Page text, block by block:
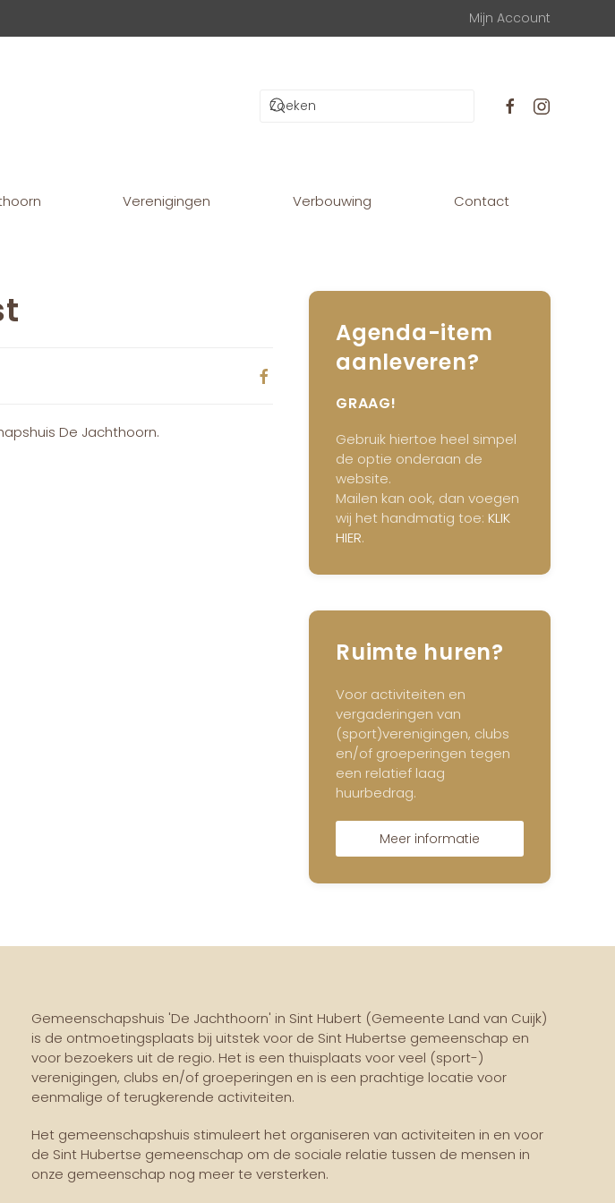
Mijn Account
Verenigingen Verbouwing Contact
De Jachthoorn.
Agenda-item
aanleveren?
GRAAG!
Gebruik hiertoe heel simpel
de optie onderaan de
website.
Mailen kan ook, dan voegen
wij het handmatig toe: KLIK
HIER.
Ruimte huren?
Voor activiteiten en
vergaderingen van
(sport)verenigingen, clubs
en/of groeperingen tegen
een relatief laag
huurbedrag.
Meer informatie
Gemeenschapshuis 'De Jachthoorn' in Sint Hubert (Gemeente Land van Cuijk)
is de ontmoetingsplaats bij uitstek voor de Sint Hubertse gemeenschap en
voor bezoekers uit de regio. Het is een thuisplaats voor veel (sport-)
verenigingen, clubs en/of groeperingen en is een prachtige locatie voor
eenmalige of terugkerende activiteiten.
Het gemeenschapshuis stimuleert het organiseren van activiteiten in en voor
de Sint Hubertse gemeenschap om de sociale relatie tussen de mensen in
onze gemeenschap nog meer te versterken.